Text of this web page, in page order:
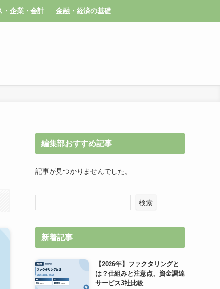
・企業・会計 金融・経済の基礎
編集部おすすめ記事
記事が見つかりませんでした。
検索
新着記事
【2026年】ファクタリングと
は？仕組みと注意点、資金調達
サービス3社比較